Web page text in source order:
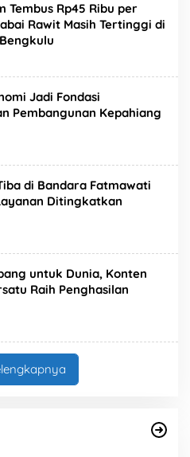
Tembus Rp45 Ribu per
Rawit Masih Tertinggi di
Jadi Fondasi
Pembangunan Kepahiang
di Bandara Fatmawati
Ditingkatkan
untuk Dunia, Konten
Raih Penghasilan